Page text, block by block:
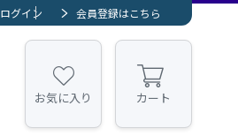
ログイン 会員登録はこちら
お気に入り カート